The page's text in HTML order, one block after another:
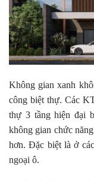
Không gian xanh
công biệt thự. Các
thự 3 tầng hiện đại
không gian chức
hơn. Đặc biệt là ở
ngoại ô.